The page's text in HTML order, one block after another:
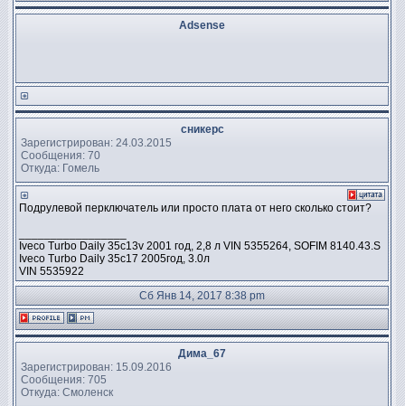
Adsense
сникерс
Зарегистрирован: 24.03.2015
Сообщения: 70
Откуда: Гомель
Подрулевой перключатель или просто плата от него сколько стоит?
Iveco Turbo Daily 35c13v 2001 год, 2,8 л VIN 5355264, SOFIM 8140.43.S
Iveco Turbo Daily 35c17 2005год, 3.0л
VIN 5535922
Сб Янв 14, 2017 8:38 pm
Дима_67
Зарегистрирован: 15.09.2016
Сообщения: 705
Откуда: Смоленск